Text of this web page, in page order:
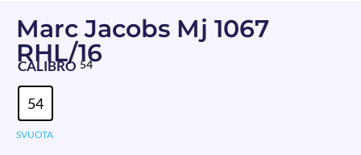
Marc Jacobs Mj 1067
RHL/16
CALIBRO 54
54
SVUOTA